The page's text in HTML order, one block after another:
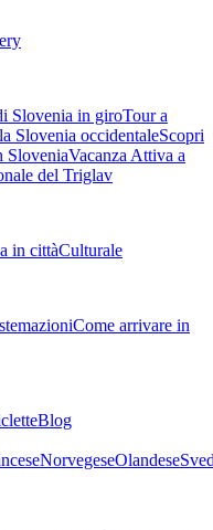
Slovenia in giroTour a
Slovenia occidentaleScopri
SloveniaVacanza Attiva a
del Triglav
in cittàCulturale
Come arrivare in
Blog
NorvegeseOlandese